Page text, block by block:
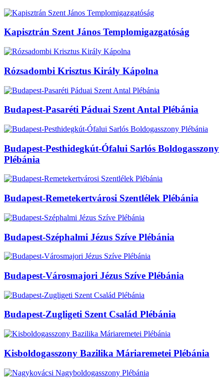
Kapisztrán Szent János Templomigazgatóság
Rózsadombi Krisztus Király Kápolna
Budapest-Pasaréti Páduai Szent Antal Plébánia
Budapest-Pesthidegkút-Ófalui Sarlós Boldogasszony
Plébánia
Budapest-Remetekertvárosi Szentlélek Plébánia
Budapest-Széphalmi Jézus Szíve Plébánia
Budapest-Városmajori Jézus Szíve Plébánia
Budapest-Zugligeti Szent Család Plébánia
Kisboldogasszony Bazilika Máriaremetei Plébánia